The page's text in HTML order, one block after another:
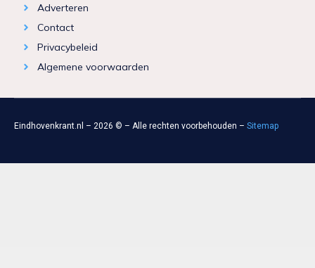
Adverteren
Contact
Privacybeleid
Algemene voorwaarden
Eindhovenkrant.nl – 2026 © – Alle rechten voorbehouden – Sitemap